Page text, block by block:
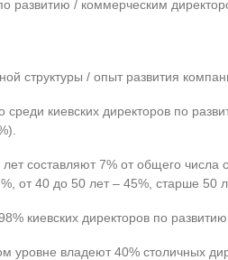
развитию / коммерческим
структуры / опыт развития
среди киевских директоров по
составляют 7% от общего числа
от 40 до 50 лет – 45%, старше 50
киевских директоров по
уровне владеют 40% столичных